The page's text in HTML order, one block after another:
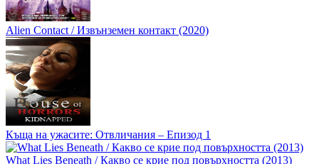
Alien Contact / Извънземен контакт (2020)
Къща на ужасите: Отвличания – Епизод 1
What Lies Beneath / Какво се крие под повърхността (2013)